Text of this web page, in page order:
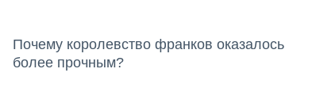
Почему королевство франков оказалось
более прочным?